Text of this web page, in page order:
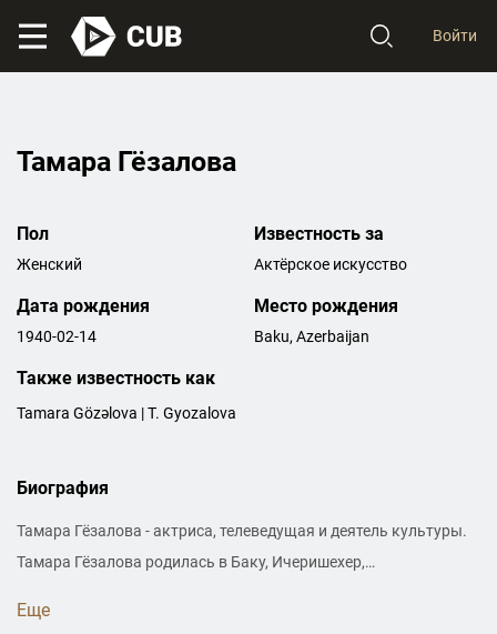
Войти
Тамара Гёзалова
Пол
Женский
Известность за
Актёрское искусство
Дата рождения
1940-02-14
Место рождения
Baku, Azerbaijan
Также известность как
Tamara Gözəlova | T. Gyozalova
Биография
Тамара Гёзалова - актриса, телеведущая и деятель культуры.
Тамара Гёзалова родилась в Баку, Ичеришехер,
году окончила среднюю школу № 190 в Баку, а в 1965 году –
Еще